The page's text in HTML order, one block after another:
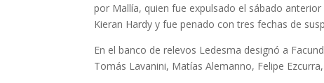
por Mallía, quien fue expulsado el sábado
Kieran Hardy y fue penado con tres fechas de
En el banco de relevos Ledesma designó a
Tomás Lavanini, Matías Alemanno, Felipe